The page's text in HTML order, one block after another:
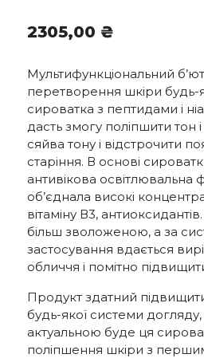
2305,00 ₴
Мультифункціональний
перетворення шкіри будь-
сироватка з пептидами і
дасть змогу поліпшити тон
сяйва тону і відстрочити
старіння. В основі
антивікова освітлювальна
об’єднала високі
вітаміну В3,
більш зволоженою, а за
застосування вдається
обличчя і помітно
Продукт здатний
будь-якої системи
актуальною буде ця
поліпшення шкіри з